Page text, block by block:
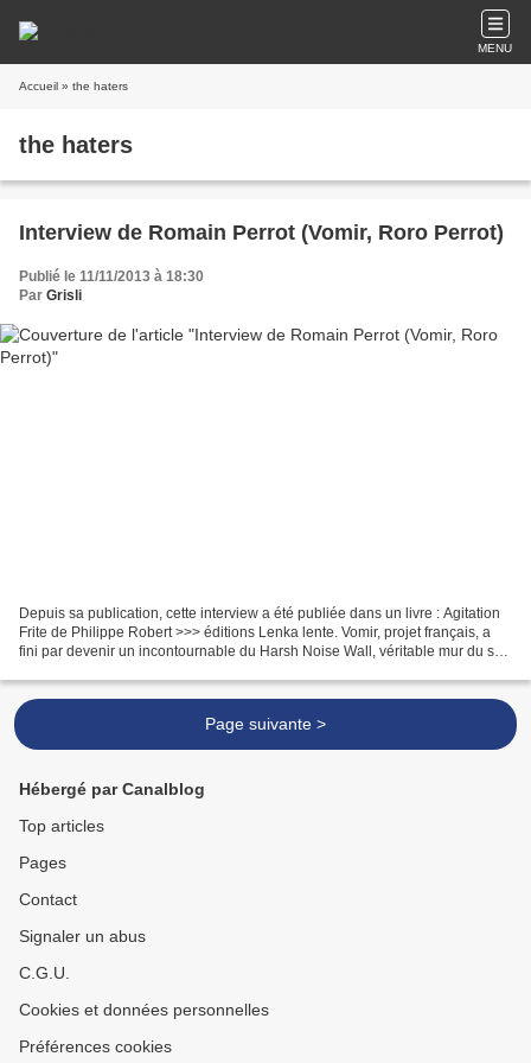
MENU
Accueil » the haters
the haters
Interview de Romain Perrot (Vomir, Roro Perrot)
Publié le 11/11/2013 à 18:30
Par Grisli
Depuis sa publication, cette interview a été publiée dans un livre : Agitation
Frite de Philippe Robert >>> éditions Lenka lente. Vomir, projet français, a
fini par devenir un incontournable du Harsh Noise Wall, véritable mur du son
Page suivante >
Hébergé par Canalblog
Top articles
Pages
Contact
Signaler un abus
C.G.U.
Cookies et données personnelles
Préférences cookies